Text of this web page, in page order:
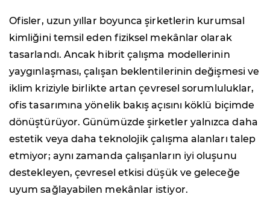
Ofisler, uzun yıllar boyunca şirketlerin kurumsal
kimliğini temsil eden fiziksel mekânlar olarak
tasarlandı. Ancak hibrit çalışma modellerinin
yaygınlaşması, çalışan beklentilerinin değişmesi ve
iklim kriziyle birlikte artan çevresel sorumluluklar,
ofis tasarımına yönelik bakış açısını köklü biçimde
dönüştürüyor. Günümüzde şirketler yalnızca daha
estetik veya daha teknolojik çalışma alanları talep
etmiyor; aynı zamanda çalışanların iyi oluşunu
destekleyen, çevresel etkisi düşük ve geleceğe
uyum sağlayabilen mekânlar istiyor.